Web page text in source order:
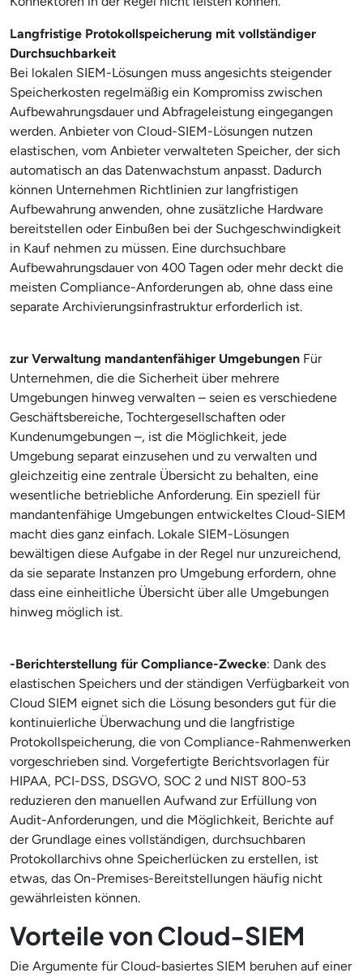
Langfristige Protokollspeicherung mit vollständiger
Durchsuchbarkeit
Bei lokalen SIEM-Lösungen muss angesichts steigender
Speicherkosten regelmäßig ein Kompromiss zwischen
Aufbewahrungsdauer und Abfrageleistung eingegangen
werden. Anbieter von Cloud-SIEM-Lösungen nutzen
elastischen, vom Anbieter verwalteten Speicher, der sich
automatisch an das Datenwachstum anpasst. Dadurch
können Unternehmen Richtlinien zur langfristigen
Aufbewahrung anwenden, ohne zusätzliche Hardware
bereitstellen oder Einbußen bei der Suchgeschwindigkeit
in Kauf nehmen zu müssen. Eine durchsuchbare
Aufbewahrungsdauer von 400 Tagen oder mehr deckt die
meisten Compliance-Anforderungen ab, ohne dass eine
separate Archivierungsinfrastruktur erforderlich ist.
zur Verwaltung mandantenfähiger Umgebungen Für
Unternehmen, die die Sicherheit über mehrere
Umgebungen hinweg verwalten – seien es verschiedene
Geschäftsbereiche, Tochtergesellschaften oder
Kundenumgebungen –, ist die Möglichkeit, jede
Umgebung separat einzusehen und zu verwalten und
gleichzeitig eine zentrale Übersicht zu behalten, eine
wesentliche betriebliche Anforderung. Ein speziell für
mandantenfähige Umgebungen entwickeltes Cloud-SIEM
macht dies ganz einfach. Lokale SIEM-Lösungen
bewältigen diese Aufgabe in der Regel nur unzureichend,
da sie separate Instanzen pro Umgebung erfordern, ohne
dass eine einheitliche Übersicht über alle Umgebungen
hinweg möglich ist.
-Berichterstellung für Compliance-Zwecke: Dank des
elastischen Speichers und der ständigen Verfügbarkeit von
Cloud SIEM eignet sich die Lösung besonders gut für die
kontinuierliche Überwachung und die langfristige
Protokollspeicherung, die von Compliance-Rahmenwerken
vorgeschrieben sind. Vorgefertigte Berichtsvorlagen für
HIPAA, PCI-DSS, DSGVO, SOC 2 und NIST 800-53
reduzieren den manuellen Aufwand zur Erfüllung von
Audit-Anforderungen, und die Möglichkeit, Berichte auf
der Grundlage eines vollständigen, durchsuchbaren
Protokollarchivs ohne Speicherlücken zu erstellen, ist
etwas, das On-Premises-Bereitstellungen häufig nicht
gewährleisten können.
Vorteile von Cloud-SIEM
Die Argumente für Cloud-basiertes SIEM beruhen auf einer